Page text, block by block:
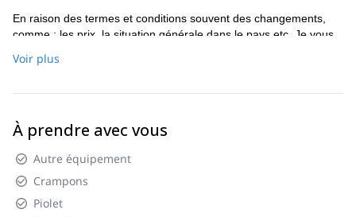
En raison des termes et conditions souvent des changements,
comme : les prix, la situation générale dans le pays etc. Je vous
programme, après avoir reçu votre demande de voyage ! Si je ne
seront heureux de vous guider. Au cas où le refuge Betlemi serait
Voir plus
À prendre avec vous
Autre équipement
Crampons
Piolet